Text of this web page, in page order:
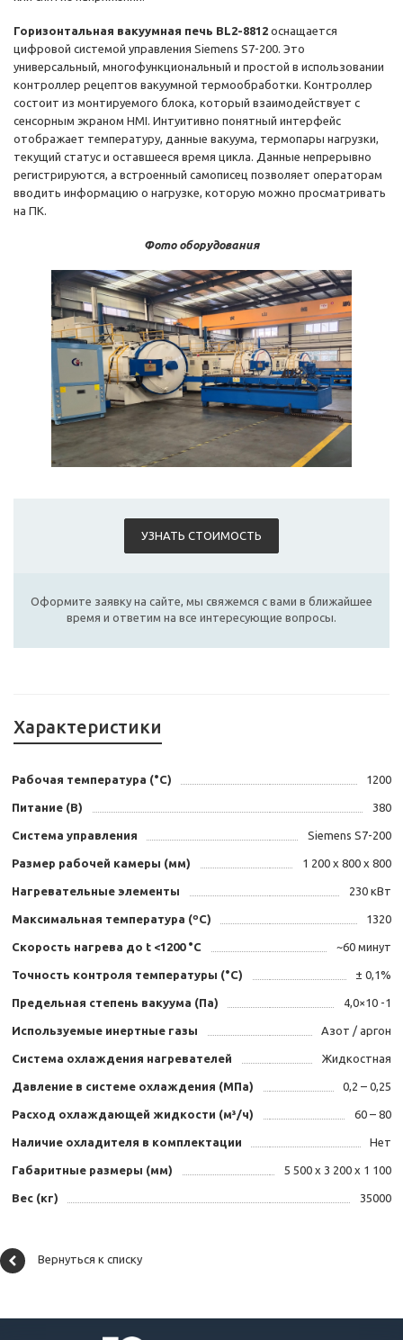
Горизонтальная вакуумная печь BL2-8812 оснащается
цифровой системой управления Siemens S7-200. Это
универсальный, многофункциональный и простой в использовании
контроллер рецептов вакуумной термообработки. Контроллер
состоит из монтируемого блока, который взаимодействует с
сенсорным экраном HMI. Интуитивно понятный интерфейс
отображает температуру, данные вакуума, термопары нагрузки,
текущий статус и оставшееся время цикла. Данные непрерывно
регистрируются, а встроенный самописец позволяет операторам
вводить информацию о нагрузке, которую можно просматривать
на ПК.
Фото оборудования
УЗНАТЬ СТОИМОСТЬ
Оформите заявку на сайте, мы свяжемся с вами в ближайшее
время и ответим на все интересующие вопросы.
Характеристики
Рабочая температура (°С) 1200
Питание (В) 380
Система управления Siemens S7-200
Размер рабочей камеры (мм) 1 200 х 800 х 800
Нагревательные элементы 230 кВт
Максимальная температура (ºС) 1320
Скорость нагрева до t <1200 °С ~60 минут
Точность контроля температуры (°С) ± 0,1%
Предельная степень вакуума (Па) 4,0×10 -1
Используемые инертные газы Азот / аргон
Система охлаждения нагревателей Жидкостная
Давление в системе охлаждения (МПа) 0,2 – 0,25
Расход охлаждающей жидкости (м³/ч) 60 – 80
Наличие охладителя в комплектации Нет
Габаритные размеры (мм) 5 500 х 3 200 х 1 100
Вес (кг) 35000
Вернуться к списку